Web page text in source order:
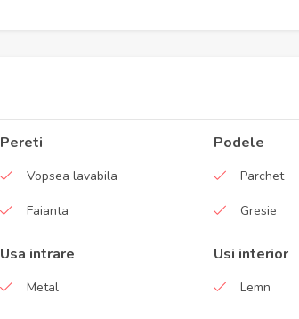
Pereti
Vopsea lavabila
Faianta
Podele
Parchet
Gresie
Usa intrare
Metal
Usi interior
Lemn